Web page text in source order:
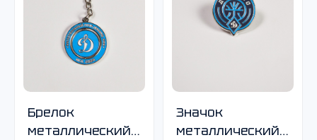
Брелок
металлический,
Значок
металлический,